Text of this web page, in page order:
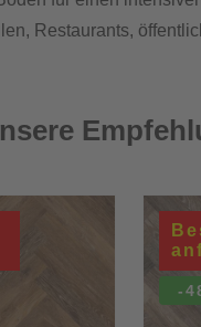
Restaurants,
-